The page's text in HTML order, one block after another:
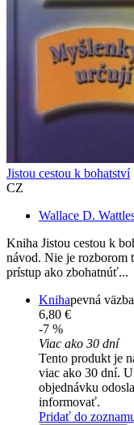
Jistou cestou k bohatství
CZ
Wallace D.
Kniha Jistou cestou k
návod. Nie je rozborom
prístup ako zbohatnúť...
Knihapevná väzba
6,80 €
-7 %
Viac ako 30 dní
Tento produkt je
viac ako 30 dní.
objednávku
informovať.
Pridať do